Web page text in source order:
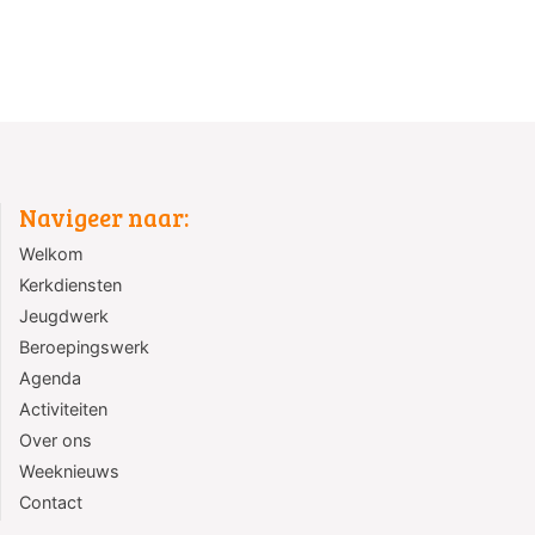
Navigeer naar:
Welkom
Kerkdiensten
Jeugdwerk
Beroepingswerk
Agenda
Activiteiten
Over ons
Weeknieuws
Contact